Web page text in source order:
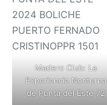
Madero Club: La
Experiencia Nocturna
de Punta del Este 72